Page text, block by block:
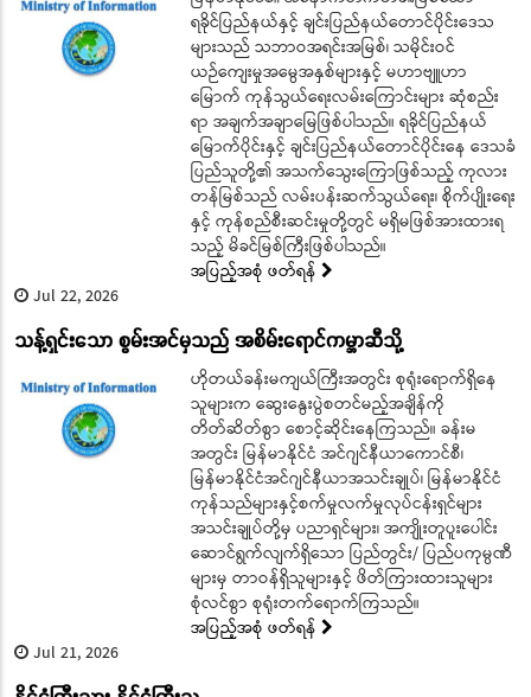
ရခိုင်ပြည်နယ်နှင့် ချင်းပြည်နယ်တောင်ပိုင်းဒေသ
များသည် သဘာဝအရင်းအမြစ်၊ သမိုင်းဝင်
ယဉ်ကျေးမှုအမွေအနှစ်များနှင့် မဟာဗျူဟာ
မြောက် ကုန်သွယ်ရေးလမ်းကြောင်းများ ဆုံစည်း
ရာ အချက်အချာမြေဖြစ်ပါသည်။ ရခိုင်ပြည်နယ်
မြောက်ပိုင်းနှင့် ချင်းပြည်နယ်တောင်ပိုင်းနေ ဒေသခံ
ပြည်သူတို့၏ အသက်သွေးကြောဖြစ်သည့် ကုလား
တန်မြစ်သည် လမ်းပန်းဆက်သွယ်ရေး၊ စိုက်ပျိုးရေး
နှင့် ကုန်စည်စီးဆင်းမှုတို့တွင် မရှိမဖြစ်အားထားရ
သည့် မိခင်မြစ်ကြီးဖြစ်ပါသည်။
အပြည့်အစုံ ဖတ်ရန်
Jul 22, 2026
သန့်ရှင်းသော စွမ်းအင်မှသည် အစိမ်းရောင်ကမ္ဘာဆီသို့
ဟိုတယ်ခန်းမကျယ်ကြီးအတွင်း စုရုံးရောက်ရှိနေ
သူများက ဆွေးနွေးပွဲစတင်မည့်အချိန်ကို
တိတ်ဆိတ်စွာ စောင့်ဆိုင်းနေကြသည်။ ခန်းမ
အတွင်း မြန်မာနိုင်ငံ အင်ဂျင်နီယာကောင်စီ၊
မြန်မာနိုင်ငံအင်ဂျင်နီယာအသင်းချုပ်၊ မြန်မာနိုင်ငံ
ကုန်သည်များနှင့်စက်မှုလက်မှုလုပ်ငန်းရှင်များ
အသင်းချုပ်တို့မှ ပညာရှင်များ၊ အကျိုးတူပူးပေါင်း
ဆောင်ရွက်လျက်ရှိသော ပြည်တွင်း/ ပြည်ပကုမ္ပဏီ
များမှ တာဝန်ရှိသူများနှင့် ဖိတ်ကြားထားသူများ
စုံလင်စွာ စုရုံးတက်ရောက်ကြသည်။
အပြည့်အစုံ ဖတ်ရန်
Jul 21, 2026